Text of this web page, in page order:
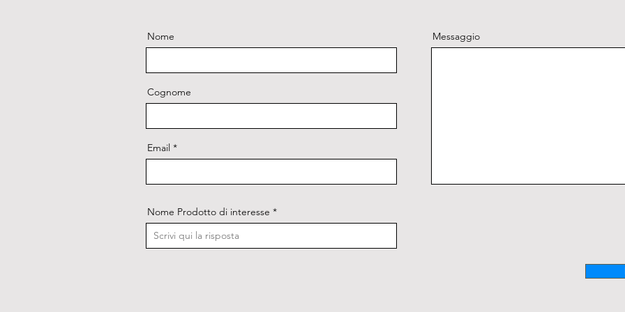
Nome
Cognome
Email
Messaggio
Nome Prodotto di interesse